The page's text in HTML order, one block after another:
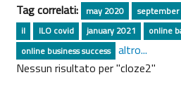
Tag correlati: may 2020
il
ILO covid january 2021 online
online business success altro...
Nessun risultato per "cloze2"